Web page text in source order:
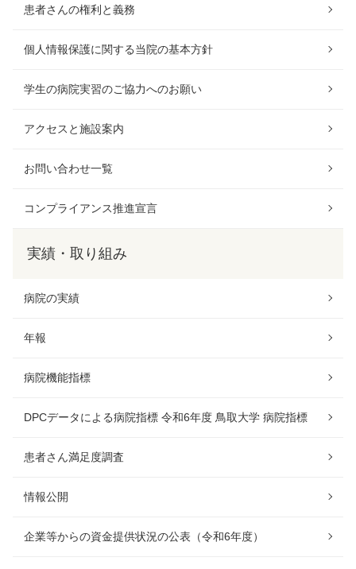
患者さんの権利と義務
個人情報保護に関する当院の基本方針
学生の病院実習のご協力へのお願い
アクセスと施設案内
お問い合わせ一覧
コンプライアンス推進宣言
実績・取り組み
病院の実績
年報
病院機能指標
DPCデータによる病院指標 令和6年度 鳥取大学 病院指標
患者さん満足度調査
情報公開
企業等からの資金提供状況の公表（令和6年度）